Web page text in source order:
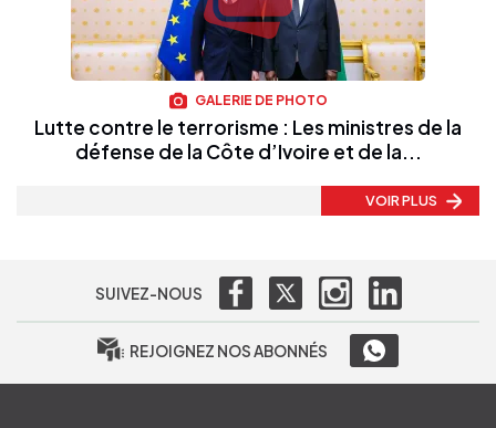
GALERIE DE PHOTO
Lutte contre le terrorisme : Les ministres de la
défense de la Côte d’Ivoire et de la...
VOIR PLUS
SUIVEZ-NOUS
REJOIGNEZ NOS ABONNÉS